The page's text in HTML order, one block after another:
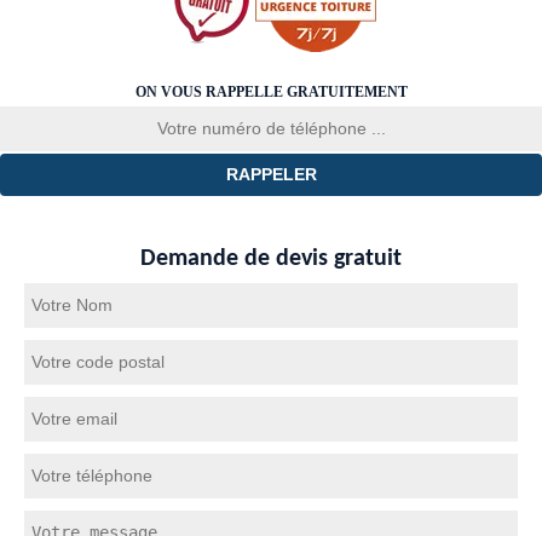
ON VOUS RAPPELLE GRATUITEMENT
Demande de devis gratuit